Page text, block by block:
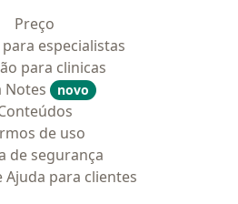
Preço
especialistas
para clinicas
Notes
novo
de uso
de segurança
Ajuda para clientes